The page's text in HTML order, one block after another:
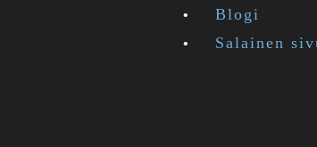
Blogi
Salainen